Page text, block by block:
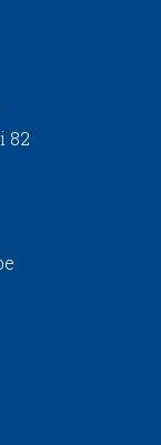
82